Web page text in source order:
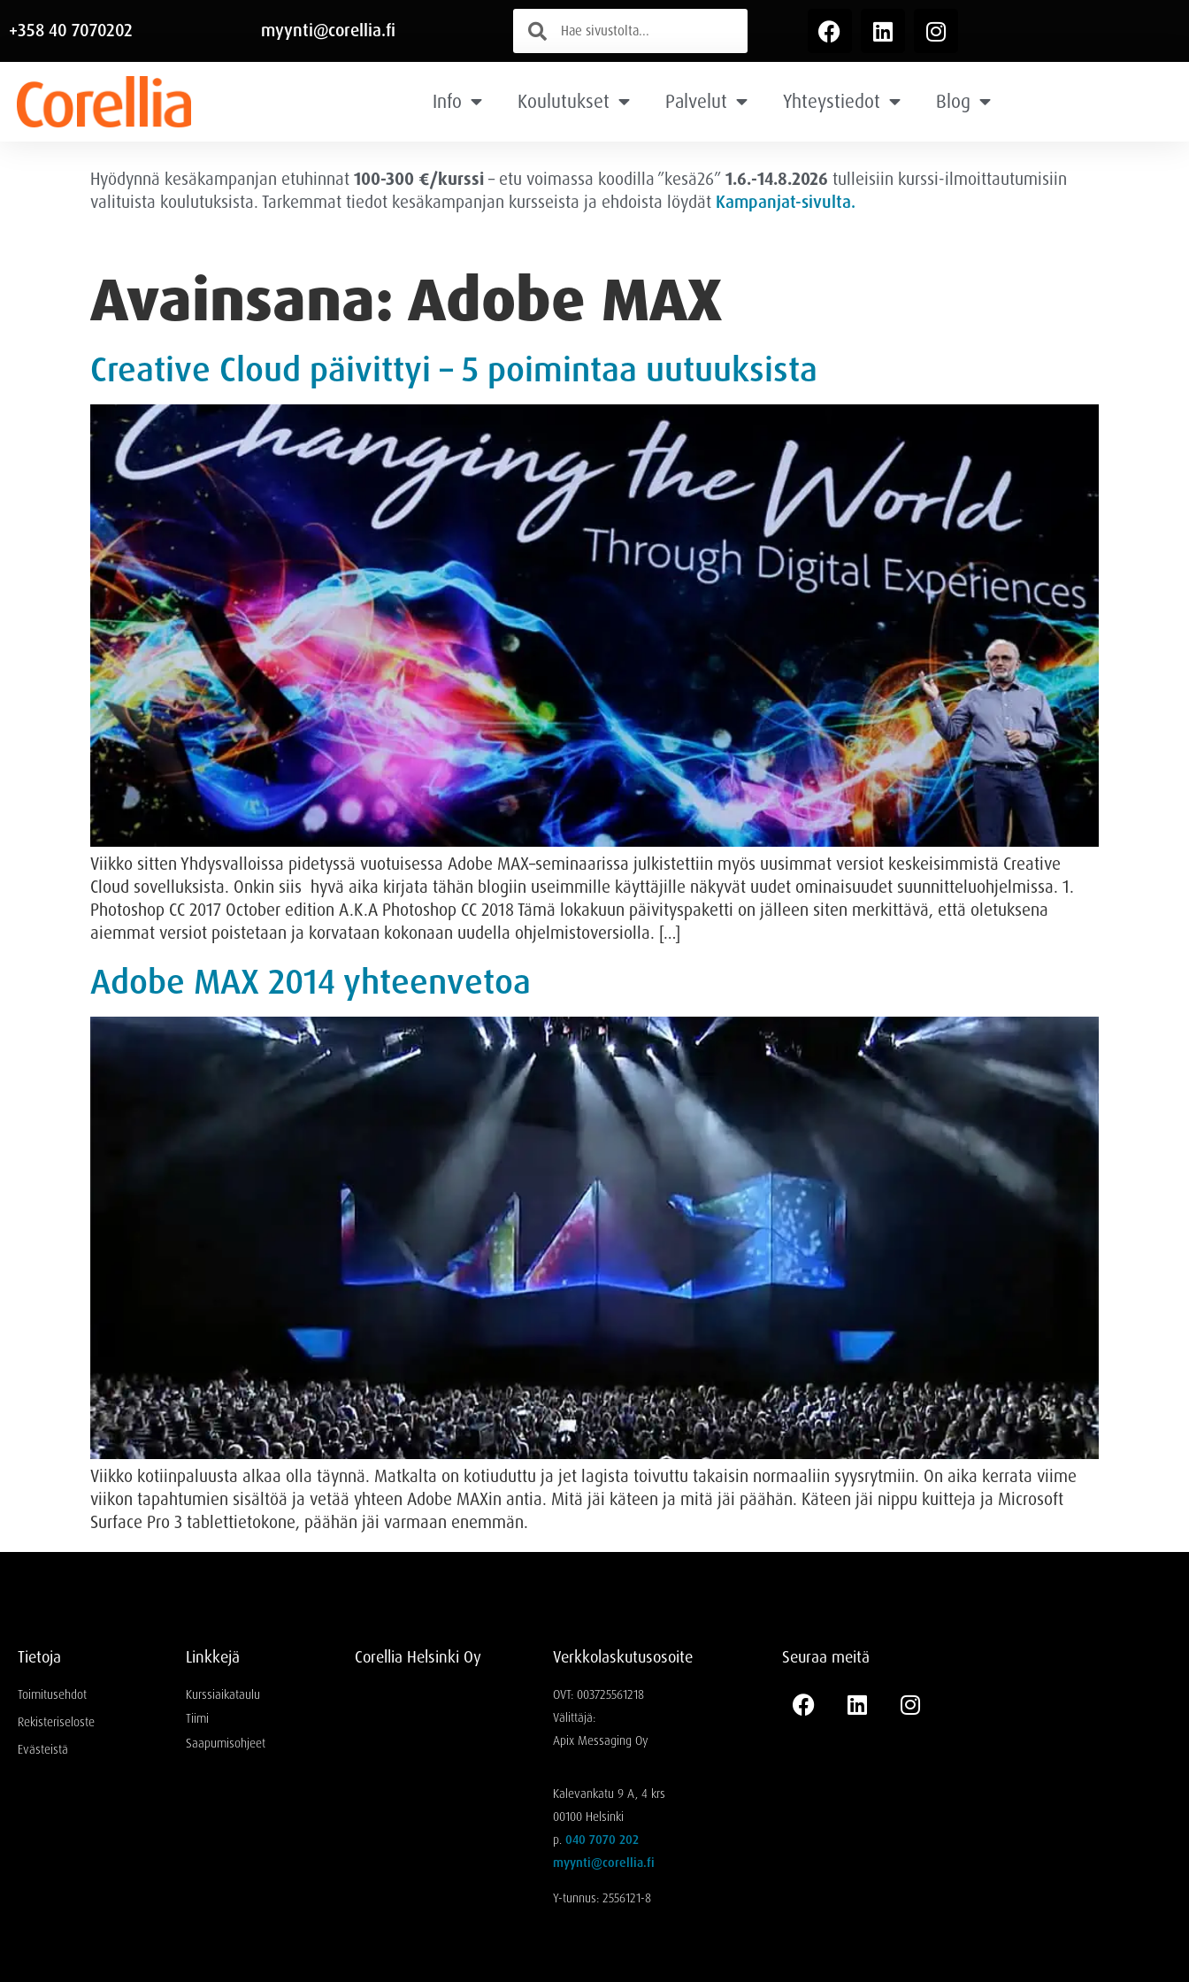
+358 40 7070202 myynti@corellia.fi
Info Koulutukset Palvelut Yhteystiedot Blog
Hyödynnä kesäkampanjan etuhinnat 100-300 €/kurssi – etu voimassa koodilla ”kesä26” 1.6.-14.8.2026 tulleisiin kurssi-ilmoittautumisiin
valituista koulutuksista. Tarkemmat tiedot kesäkampanjan kursseista ja ehdoista löydät Kampanjat-sivulta.
Avainsana: Adobe MAX
Creative Cloud päivittyi – 5 poimintaa uutuuksista
Viikko sitten Yhdysvalloissa pidetyssä vuotuisessa Adobe MAX–seminaarissa julkistettiin myös uusimmat versiot keskeisimmistä Creative
Cloud sovelluksista. Onkin siis hyvä aika kirjata tähän blogiin useimmille käyttäjille näkyvät uudet ominaisuudet suunnitteluohjelmissa. 1.
Photoshop CC 2017 October edition A.K.A Photoshop CC 2018 Tämä lokakuun päivityspaketti on jälleen siten merkittävä, että oletuksena
aiemmat versiot poistetaan ja korvataan kokonaan uudella ohjelmistoversiolla. […]
Adobe MAX 2014 yhteenvetoa
Viikko kotiinpaluusta alkaa olla täynnä. Matkalta on kotiuduttu ja jet lagista toivuttu takaisin normaaliin syysrytmiin. On aika kerrata viime
viikon tapahtumien sisältöä ja vetää yhteen Adobe MAXin antia. Mitä jäi käteen ja mitä jäi päähän. Käteen jäi nippu kuitteja ja Microsoft
Surface Pro 3 tablettietokone, päähän jäi varmaan enemmän.
Tietoja
Toimitusehdot
Rekisteriseloste
Evästeistä
Linkkejä
Kurssiaikataulu
Tiimi
Saapumisohjeet
Corellia Helsinki Oy Verkkolaskutusosoite
OVT: 003725561218
Välittäjä:
Apix Messaging Oy
Kalevankatu 9 A, 4 krs
00100 Helsinki
p. 040 7070 202
myynti@corellia.fi
Y-tunnus: 2556121-8
Seuraa meitä